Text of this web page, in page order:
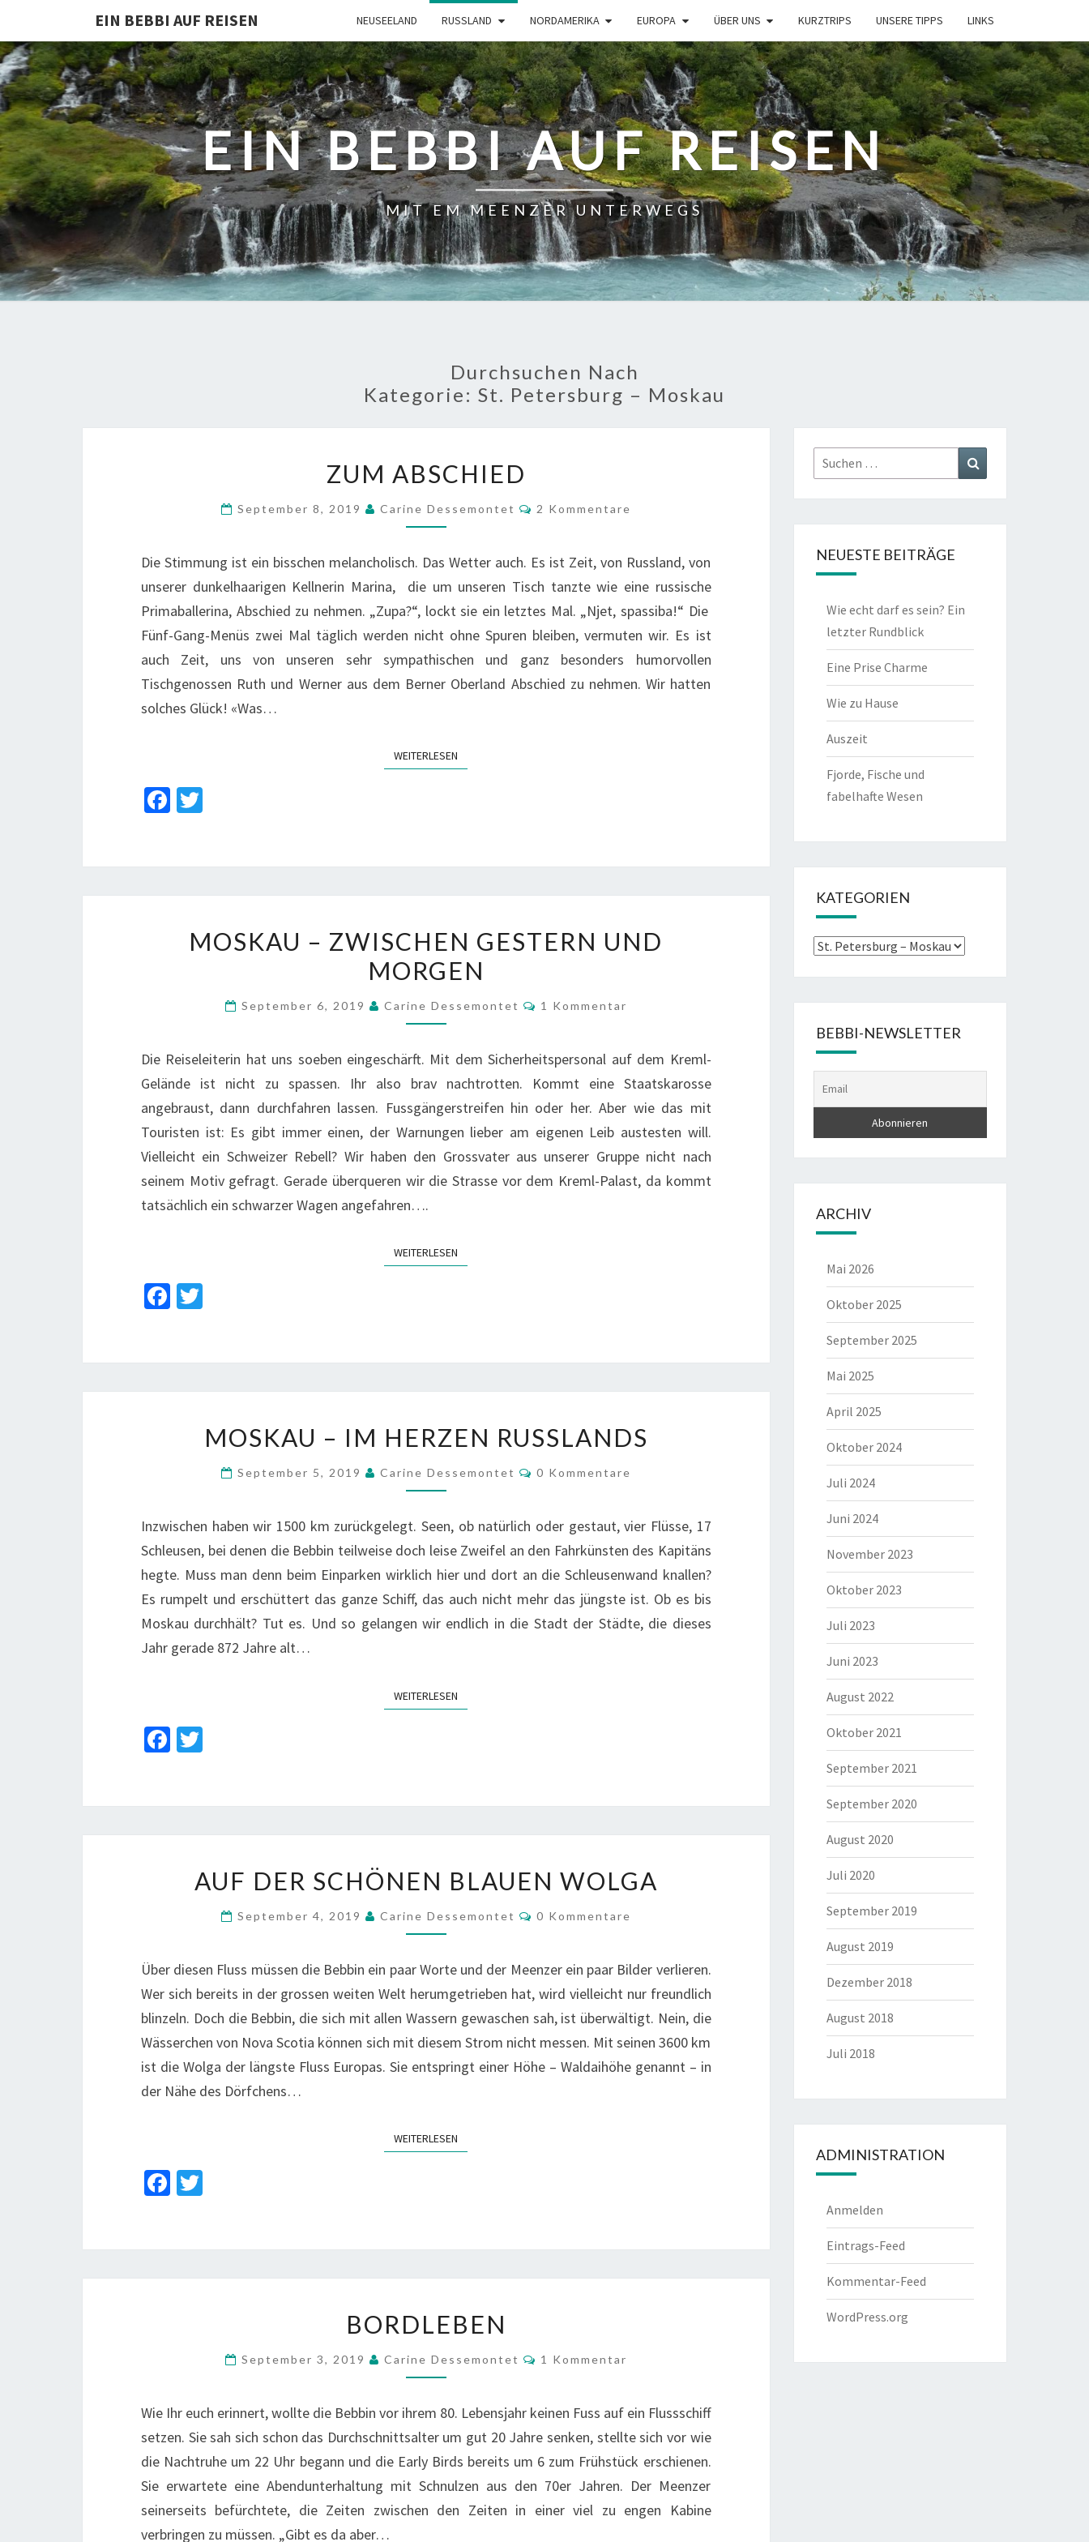
EIN BEBBI AUF REISEN NEUSEELAND RUSSLAND NORDAMERIKA EUROPA ÜBER UNS KURZTRIPS UNSERE TIPPS LINKS
EIN BEBBI AUF REISEN
MIT EM MEENZER UNTERWEGS
Durchsuchen Nach
Kategorie: St. Petersburg – Moskau
ABSCHIED
ZUM ABSCHIED
September 8, 2019 Carine Dessemontet Kommentare
2 Kommentare
Die Stimmung ist ein bisschen melancholisch. Das Wetter auch. Es ist Zeit, von Russland, von
unserer dunkelhaarigen Kellnerin Marina, die um unseren Tisch tanzte wie eine russische
Primaballerina, Abschied zu nehmen. „Zupa?“, lockt sie ein letztes Mal. „Njet, spassiba!“ Die
Fünf-Gang-Menüs zwei Mal täglich werden nicht ohne Spuren bleiben, vermuten wir. Es ist
auch Zeit, uns von unseren sehr sympathischen und ganz besonders humorvollen
Tischgenossen Ruth und Werner aus dem Berner Oberland Abschied zu nehmen. Wir hatten
solches Glück! «Was…
WEITERLESEN
Fa
o
o
er
–
ZWISCHEN
UND
MOSKAU – ZWISCHEN GESTERN UND
MORGEN
September 6, 2019 Carine Dessemontet Kommentare
1 Kommentar
Die Reiseleiterin hat uns soeben eingeschärft. Mit dem Sicherheitspersonal auf dem Kreml-
Gelände ist nicht zu spassen. Ihr also brav nachtrotten. Kommt eine Staatskarosse
angebraust, dann durchfahren lassen. Fussgängerstreifen hin oder her. Aber wie das mit
Touristen ist: Es gibt immer einen, der Warnungen lieber am eigenen Leib austesten will.
Vielleicht ein Schweizer Rebell? Wir haben den Grossvater aus unserer Gruppe nicht nach
seinem Motiv gefragt. Gerade überqueren wir die Strasse vor dem Kreml-Palast, da kommt
tatsächlich ein schwarzer Wagen angefahren….
WEITERLESEN
Fa
o
–
IM
HERZEN
MOSKAU – IM HERZEN RUSSLANDS
September 5, 2019 Carine Dessemontet Kommentare
0 Kommentare
Inzwischen haben wir 1500 km zurückgelegt. Seen, ob natürlich oder gestaut, vier Flüsse, 17
Schleusen, bei denen die Bebbin teilweise doch leise Zweifel an den Fahrkünsten des Kapitäns
hegte. Muss man denn beim Einparken wirklich hier und dort an die Schleusenwand knallen?
Es rumpelt und erschüttert das ganze Schiff, das auch nicht mehr das jüngste ist. Ob es bis
Moskau durchhält? Tut es. Und so gelangen wir endlich in die Stadt der Städte, die dieses
Jahr gerade 872 Jahre alt…
WEITERLESEN
Fa
o
DER
SCHÖNEN
BLAUEN
AUF DER SCHÖNEN BLAUEN WOLGA
September 4, 2019 Carine Dessemontet Kommentare
0 Kommentare
Über diesen Fluss müssen die Bebbin ein paar Worte und der Meenzer ein paar Bilder verlieren.
Wer sich bereits in der grossen weiten Welt herumgetrieben hat, wird vielleicht nur freundlich
blinzeln. Doch die Bebbin, die sich mit allen Wassern gewaschen sah, ist überwältigt. Nein, die
Wässerchen von Nova Scotia können sich mit diesem Strom nicht messen. Mit seinen 3600 km
ist die Wolga der längste Fluss Europas. Sie entspringt einer Höhe – Waldaihöhe genannt – in
der Nähe des Dörfchens…
WEITERLESEN
Fa
o
o
er
BORDLEBEN
September 3, 2019 Carine Dessemontet Kommentare
1 Kommentar
Wie Ihr euch erinnert, wollte die Bebbin vor ihrem 80. Lebensjahr keinen Fuss auf ein Flussschiff
setzen. Sie sah sich schon das Durchschnittsalter um gut 20 Jahre senken, stellte sich vor wie
die Nachtruhe um 22 Uhr begann und die Early Birds bereits um 6 zum Frühstück erschienen.
Sie erwartete eine Abendunterhaltung mit Schnulzen aus den 70er Jahren. Der Meenzer
seinerseits befürchtete, die Zeiten zwischen den Zeiten in einer viel zu engen Kabine
verbringen zu müssen. „Gibt es da aber…
Suchen
nach:
NEUESTE BEITRÄGE
Wie echt darf es sein? Ein
letzter Rundblick
Eine Prise Charme
Wie zu Hause
Auszeit
Fjorde, Fische und
fabelhafte Wesen
KATEGORIEN
Kategorien
BEBBI-NEWSLETTER
ARCHIV
Mai 2026
Oktober 2025
September 2025
Mai 2025
April 2025
Oktober 2024
Juli 2024
Juni 2024
November 2023
Oktober 2023
Juli 2023
Juni 2023
August 2022
Oktober 2021
September 2021
September 2020
August 2020
Juli 2020
September 2019
August 2019
Dezember 2018
August 2018
Juli 2018
ADMINISTRATION
Anmelden
Eintrags-Feed
Kommentar-Feed
WordPress.org